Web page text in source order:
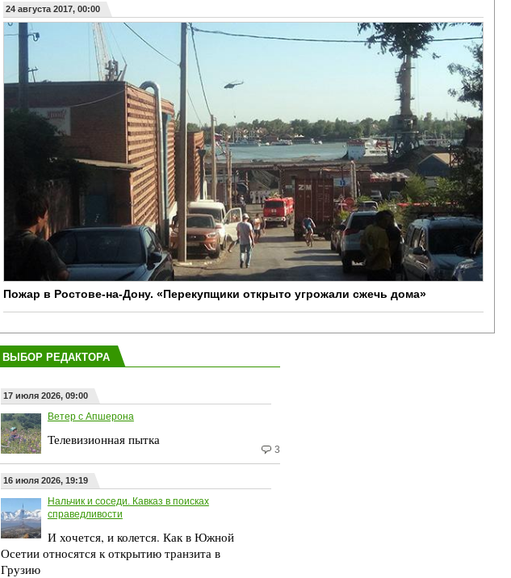
24 августа 2017, 00:00
Пожар в Ростове-на-Дону. «Перекупщики открыто угрожали сжечь дома»
ВЫБОР РЕДАКТОРА
17 июля 2026, 09:00
Ветер с Апшерона
Телевизионная пытка
3
16 июля 2026, 19:19
Нальчик и соседи. Кавказ в поисках
справедливости
И хочется, и колется. Как в Южной
Осетии относятся к открытию транзита в
Грузию